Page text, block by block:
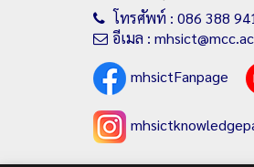
โทรศัพท์ : 086 388
อีเมล :
mhsictFanpage